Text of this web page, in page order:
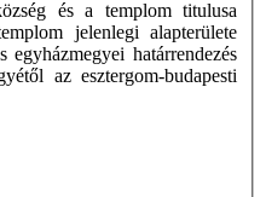
és a templom titulusa
jelenlegi alapterülete
határrendezés
az esztergom-budapesti